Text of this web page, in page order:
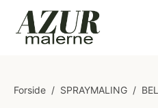
Forside / SPRAYMALING /